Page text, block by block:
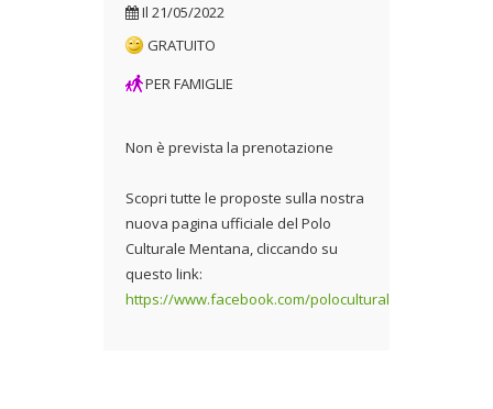
Il 21/05/2022
GRATUITO
PER FAMIGLIE
Non è prevista la prenotazione
Scopri tutte le proposte sulla nostra
nuova pagina ufficiale del Polo
Culturale Mentana, cliccando su
questo link:
https://www.facebook.com/poloculturalementana